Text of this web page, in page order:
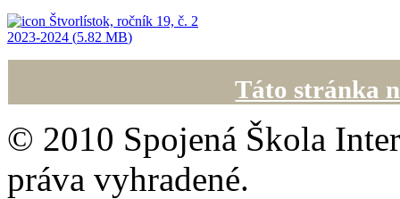
Štvorlístok, ročník 19, č. 2
2023-2024 (5.82 MB)
Táto stránka
© 2010 Spojená Škola
práva vyhradené.